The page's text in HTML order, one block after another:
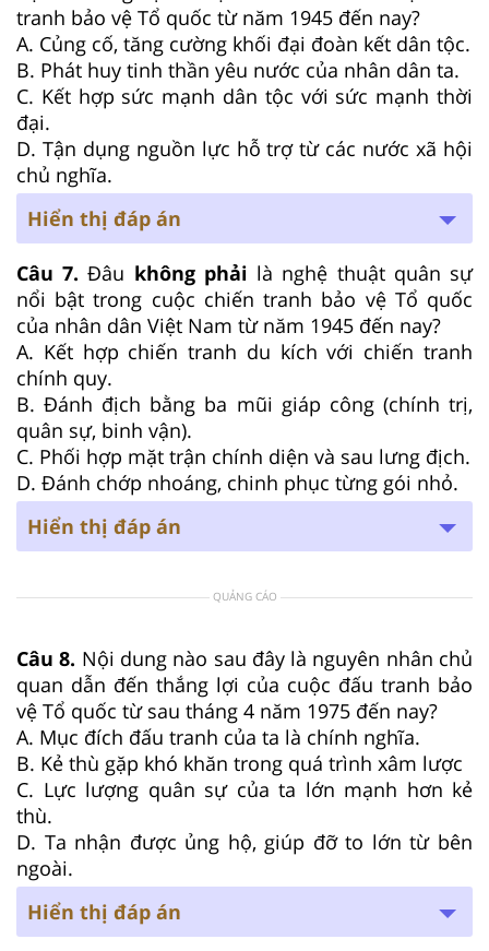
tranh bảo vệ Tổ quốc từ năm 1945 đến nay?
A. Củng cố, tăng cường khối đại đoàn kết dân tộc.
B. Phát huy tinh thần yêu nước của nhân dân ta.
C. Kết hợp sức mạnh dân tộc với sức mạnh thời
đại.
D. Tận dụng nguồn lực hỗ trợ từ các nước xã hội
chủ nghĩa.
Hiển thị đáp án
Câu 7. Đâu không phải là nghệ thuật quân sự
nổi bật trong cuộc chiến tranh bảo vệ Tổ quốc
của nhân dân Việt Nam từ năm 1945 đến nay?
A. Kết hợp chiến tranh du kích với chiến tranh
chính quy.
B. Đánh địch bằng ba mũi giáp công (chính trị,
quân sự, binh vận).
C. Phối hợp mặt trận chính diện và sau lưng địch.
D. Đánh chớp nhoáng, chinh phục từng gói nhỏ.
Hiển thị đáp án
QUẢNG CÁO
Câu 8. Nội dung nào sau đây là nguyên nhân chủ
quan dẫn đến thắng lợi của cuộc đấu tranh bảo
vệ Tổ quốc từ sau tháng 4 năm 1975 đến nay?
A. Mục đích đấu tranh của ta là chính nghĩa.
B. Kẻ thù gặp khó khăn trong quá trình xâm lược
C. Lực lượng quân sự của ta lớn mạnh hơn kẻ
thù.
D. Ta nhận được ủng hộ, giúp đỡ to lớn từ bên
ngoài.
Hiển thị đáp án